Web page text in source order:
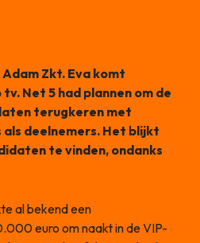
Zkt. Eva komt
Net 5 had plannen om de
terugkeren met
deelnemers. Het blijkt
te vinden, ondanks
al bekend een
euro om naakt in de VIP-